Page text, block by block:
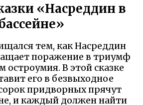
«Насреддин в
тем, как Насреддин
поражение в триумф
остроумия. В этой сказке
его в безвыходное
придворных прячут
и каждый должен найти